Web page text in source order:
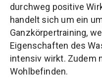
durchweg positive
handelt sich um ein
Ganzkörpertraining,
Eigenschaften des
intensiv wirkt. Zudem
Wohlbefinden.